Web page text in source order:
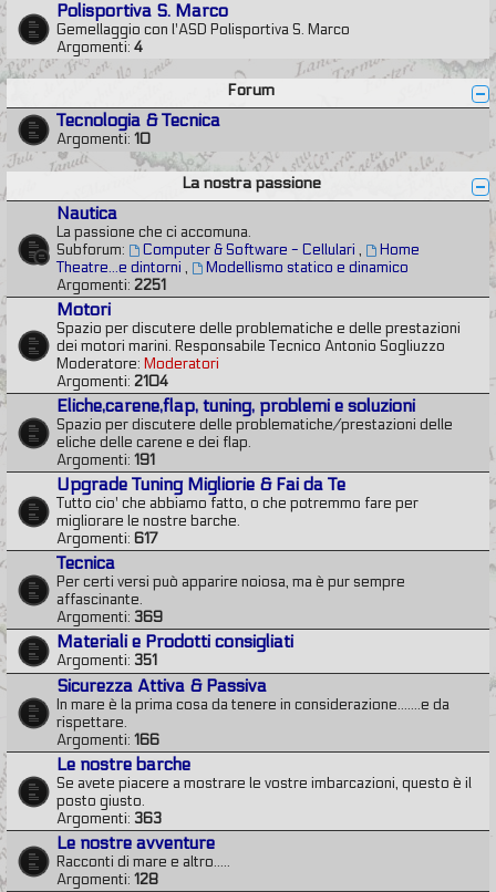
Polisportiva S. Marco
Gemellaggio con l'ASD Polisportiva S. Marco
Argomenti: 4
Forum
Tecnologia & Tecnica
Argomenti: 10
La nostra passione
Nautica
La passione che ci accomuna.
Subforum:
Computer & Software - Cellulari ,
Home
Theatre...e dintorni ,
Modellismo statico e dinamico
Argomenti: 2251
Motori
Spazio per discutere delle problematiche e delle prestazioni
dei motori marini. Responsabile Tecnico Antonio Sogliuzzo
Moderatore: Moderatori
Argomenti: 2104
Eliche,carene,flap, tuning, problemi e soluzioni
Spazio per discutere delle problematiche/prestazioni delle
eliche delle carene e dei flap.
Argomenti: 191
Upgrade Tuning Migliorie & Fai da Te
Tutto cio' che abbiamo fatto, o che potremmo fare per
migliorare le nostre barche.
Argomenti: 617
Tecnica
Per certi versi può apparire noiosa, ma è pur sempre
affascinante.
Argomenti: 369
Materiali e Prodotti consigliati
Argomenti: 351
Sicurezza Attiva & Passiva
In mare è la prima cosa da tenere in considerazione.......e da
rispettare.
Argomenti: 166
Le nostre barche
Se avete piacere a mostrare le vostre imbarcazioni, questo è il
posto giusto.
Argomenti: 363
Le nostre avventure
Racconti di mare e altro.....
Argomenti: 128